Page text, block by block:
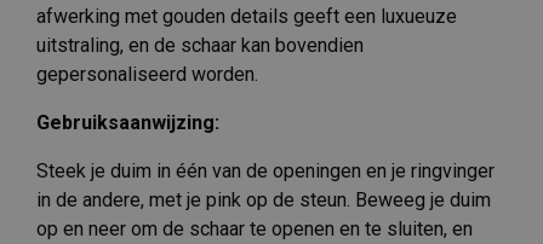
afwerking met gouden details geeft een luxueuze
uitstraling, en de schaar kan bovendien
gepersonaliseerd worden.
Gebruiksaanwijzing:
Steek je duim in één van de openingen en je ringvinger
in de andere, met je pink op de steun. Beweeg je duim
op en neer om de schaar te openen en te sluiten, en